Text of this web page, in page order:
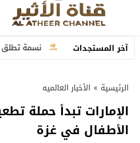
آخر المستجدات
متكاملة نسمة تطلق “ما عم
الرئيسية » الأخبار العالميه
الإمارات تبدأ حملة
الأطفال في غزة